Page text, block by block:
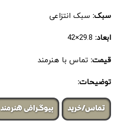
سبک: سبک انتزاعی
ابعاد:
قیمت: تماس با هنرمند
توضیحات:
تماس/خرید بیوگرافی هنرمند